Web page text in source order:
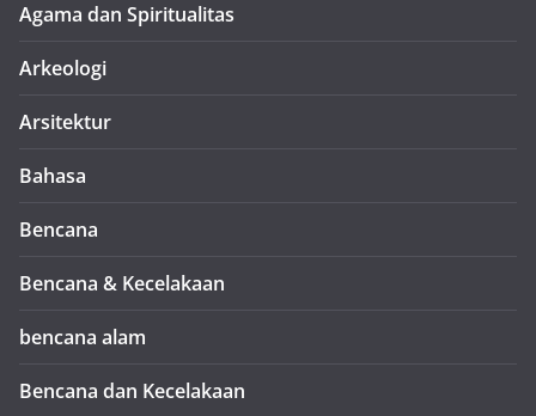
Agama dan Spiritualitas
Arkeologi
Arsitektur
Bahasa
Bencana
Bencana & Kecelakaan
bencana alam
Bencana dan Kecelakaan